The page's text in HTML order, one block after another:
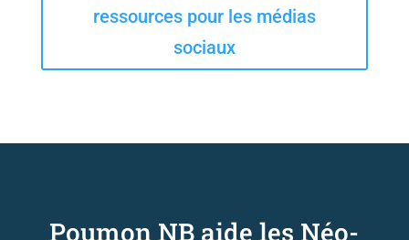
ressources pour les médias
sociaux
Poumon NB aide les Néo-